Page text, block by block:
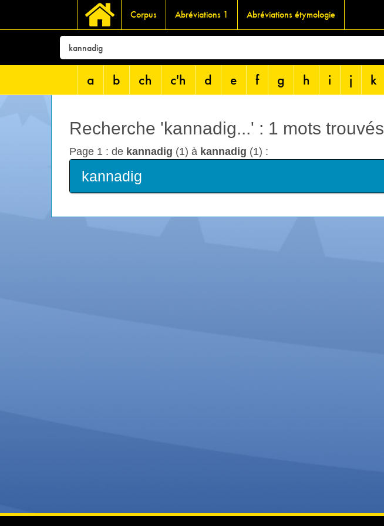
Corpus Abréviations 1 Abréviations étymologie
a b ch c'h d e f g h i j k
Recherche 'kannadig...' : 1 mots trouvés
Page 1 : de kannadig (1) à kannadig (1) :
kannadig